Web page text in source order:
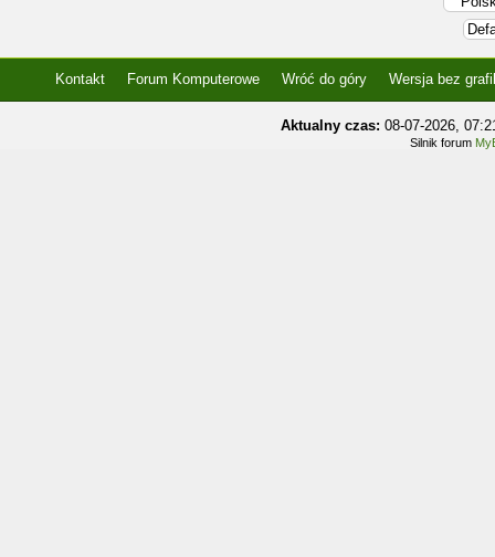
Kontakt Forum Komputerowe Wróć do góry Wersja bez
Aktualny czas: 08-07-2026,
Silnik forum